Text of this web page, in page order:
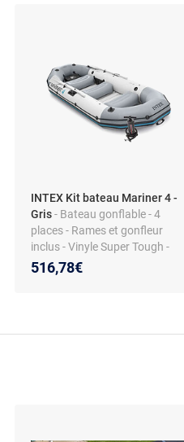
INTEX Kit bateau Mariner 4 -
Gris- Bateau gonflable - 4
places - Rames et gonfleur
inclus - Vinyle Super Tough -
328 x 145 x 48 cm
516,78€